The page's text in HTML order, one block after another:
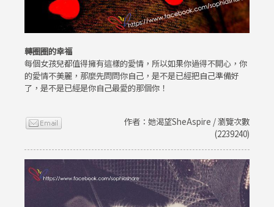
轉圈圈的幸福
每個女孩兒都值得擁有這樣的愛情，所以如果你過得不開心，你
的愛情不美麗，那麼先問問你自己，是不是已經把自己準備好
了，是不是已經是你自己最愛的那個你！
作者：她渴望SheAspire / 瀏覽次數
(2239240)